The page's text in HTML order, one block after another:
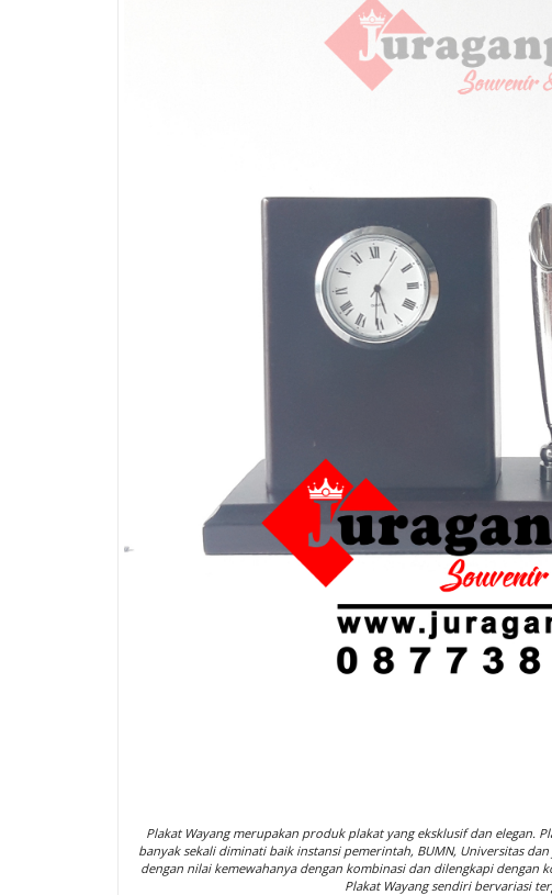
Plakat Wayang merupakan produk plakat yang eksklusif dan elegan.
banyak sekali diminati baik instansi pemerintah, BUMN, Universitas
dengan nilai kemewahanya dengan kombinasi dan dilengkapi
Plakat Wayang sendiri bervariasi